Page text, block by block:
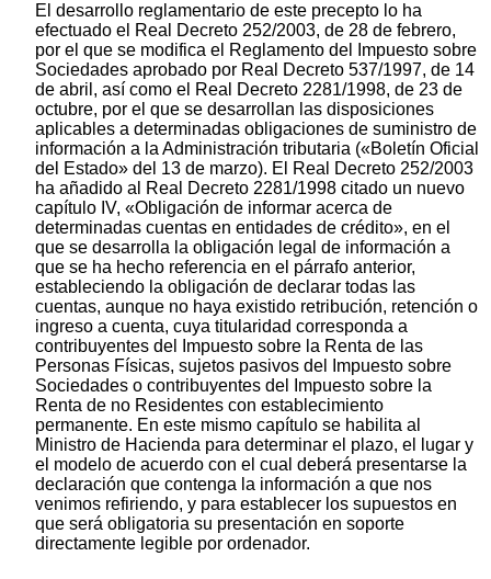
El desarrollo reglamentario de este precepto lo ha
efectuado el Real Decreto 252/2003, de 28 de febrero,
por el que se modifica el Reglamento del Impuesto sobre
Sociedades aprobado por Real Decreto 537/1997, de 14
de abril, así como el Real Decreto 2281/1998, de 23 de
octubre, por el que se desarrollan las disposiciones
aplicables a determinadas obligaciones de suministro de
información a la Administración tributaria («Boletín Oficial
del Estado» del 13 de marzo). El Real Decreto 252/2003
ha añadido al Real Decreto 2281/1998 citado un nuevo
capítulo IV, «Obligación de informar acerca de
determinadas cuentas en entidades de crédito», en el
que se desarrolla la obligación legal de información a
que se ha hecho referencia en el párrafo anterior,
estableciendo la obligación de declarar todas las
cuentas, aunque no haya existido retribución, retención o
ingreso a cuenta, cuya titularidad corresponda a
contribuyentes del Impuesto sobre la Renta de las
Personas Físicas, sujetos pasivos del Impuesto sobre
Sociedades o contribuyentes del Impuesto sobre la
Renta de no Residentes con establecimiento
permanente. En este mismo capítulo se habilita al
Ministro de Hacienda para determinar el plazo, el lugar y
el modelo de acuerdo con el cual deberá presentarse la
declaración que contenga la información a que nos
venimos refiriendo, y para establecer los supuestos en
que será obligatoria su presentación en soporte
directamente legible por ordenador.